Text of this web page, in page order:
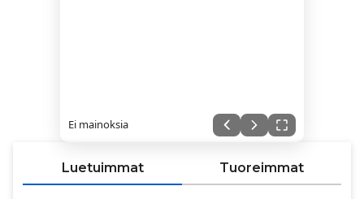
Ei mainoksia
Luetuimmat Tuoreimmat